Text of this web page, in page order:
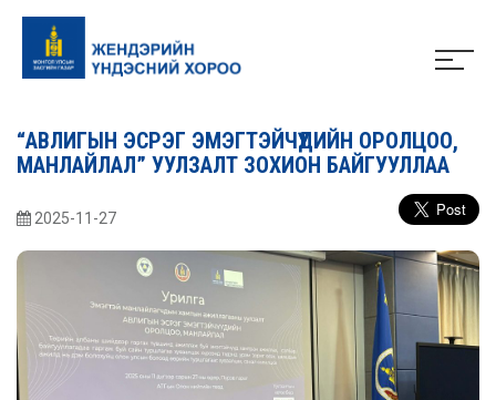
“АВЛИГЫН ЭСРЭГ ЭМЭГТЭЙЧҮҮДИЙН ОРОЛЦОО,
МАНЛАЙЛАЛ” УУЛЗАЛТ ЗОХИОН БАЙГУУЛЛАА
2025-11-27